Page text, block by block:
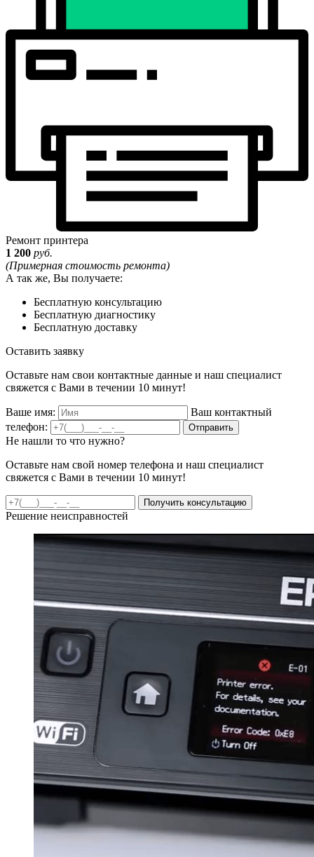
Ремонт принтера
1 200 руб.
(Примерная стоимость ремонта)
А так же, Вы получаете:
Бесплатную консультацию
Бесплатную диагностику
Бесплатную доставку
Оставить заявку
Оставьте нам свои контактные данные и наш специалист
свяжется с Вами в течении 10 минут!
Ваше имя:
Ваш контактный
телефон:
Отправить
Не нашли то что нужно?
Оставьте нам свой номер телефона и наш специалист
свяжется с Вами в течении 10 минут!
Получить консультацию
Решение неисправностей